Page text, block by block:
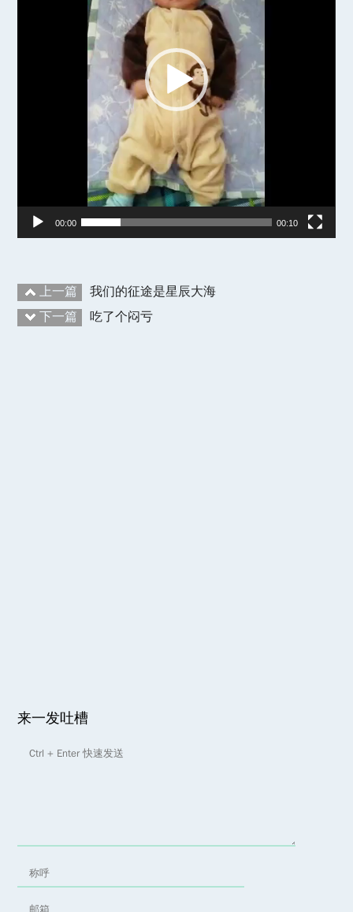
00:00 00:10
上一篇
我们的征途是星辰大海
下一篇
吃了个闷亏
来一发吐槽